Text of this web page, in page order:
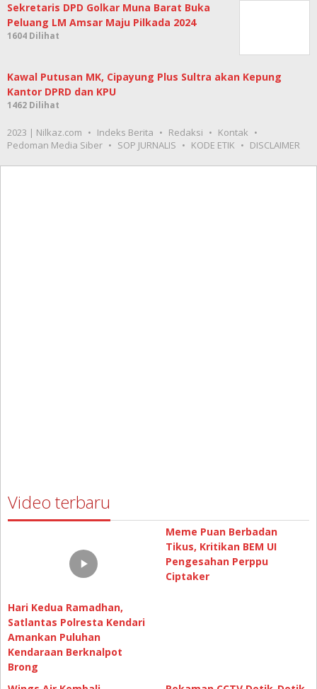
Sekretaris DPD Golkar Muna Barat Buka
Peluang LM Amsar Maju Pilkada 2024
1604 Dilihat
Kawal Putusan MK, Cipayung Plus Sultra akan Kepung
Kantor DPRD dan KPU
1462 Dilihat
2023 | Nilkaz.com Indeks Berita Redaksi
Kontak
Pedoman Media Siber
SOP JURNALIS KODE ETIK DISCLAIMER
Video terbaru
Hari Kedua Ramadhan,
Satlantas Polresta Kendari
Amankan Puluhan
Kendaraan Berknalpot
Brong
Meme Puan Berbadan
Tikus, Kritikan BEM UI
Pengesahan Perppu
Ciptaker